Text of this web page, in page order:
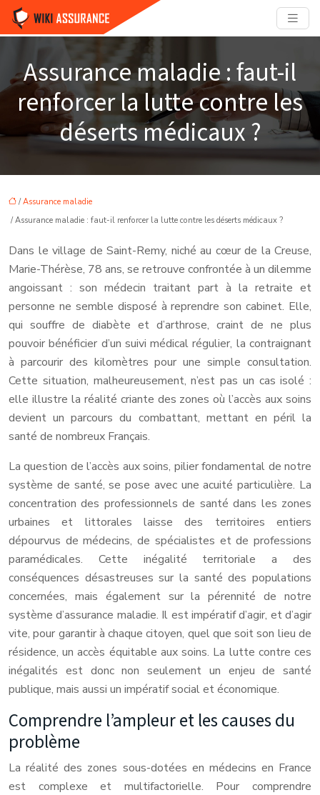
Assurance maladie : faut-il
renforcer la lutte contre les
déserts médicaux ?
/Assurance maladie
/ Assurance maladie : faut-il renforcer la lutte contre les déserts médicaux ?
Dans le village de Saint-Remy, niché au cœur de la Creuse,
Marie-Thérèse, 78 ans, se retrouve confrontée à un dilemme
angoissant : son médecin traitant part à la retraite et
personne ne semble disposé à reprendre son cabinet. Elle,
qui souffre de diabète et d’arthrose, craint de ne plus
pouvoir bénéficier d’un suivi médical régulier, la contraignant
à parcourir des kilomètres pour une simple consultation.
Cette situation, malheureusement, n’est pas un cas isolé :
elle illustre la réalité criante des zones où l’accès aux soins
devient un parcours du combattant, mettant en péril la
santé de nombreux Français.
La question de l’accès aux soins, pilier fondamental de notre
système de santé, se pose avec une acuité particulière. La
concentration des professionnels de santé dans les zones
urbaines et littorales laisse des territoires entiers
dépourvus de médecins, de spécialistes et de professions
paramédicales. Cette inégalité territoriale a des
conséquences désastreuses sur la santé des populations
concernées, mais également sur la pérennité de notre
système d’assurance maladie. Il est impératif d’agir, et d’agir
vite, pour garantir à chaque citoyen, quel que soit son lieu de
résidence, un accès équitable aux soins. La lutte contre ces
inégalités est donc non seulement un enjeu de santé
publique, mais aussi un impératif social et économique.
Comprendre l’ampleur et les causes du
problème
La réalité des zones sous-dotées en médecins en France
est complexe et multifactorielle. Pour comprendre